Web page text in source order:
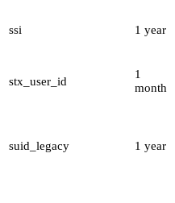
ssi 1 year
stx_user_id
1
month
suid_legacy 1 year